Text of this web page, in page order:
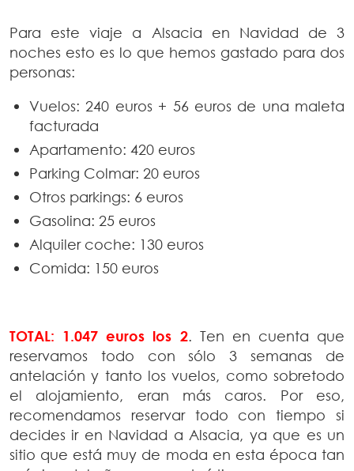
Para este viaje a Alsacia en Navidad de 3
noches esto es lo que hemos gastado para dos
personas:
Vuelos: 240 euros + 56 euros de una maleta
facturada
Apartamento: 420 euros
Parking Colmar: 20 euros
Otros parkings: 6 euros
Gasolina: 25 euros
Alquiler coche: 130 euros
Comida: 150 euros
TOTAL: 1.047 euros los 2. Ten en cuenta que
reservamos todo con sólo 3 semanas de
antelación y tanto los vuelos, como sobretodo
el alojamiento, eran más caros. Por eso,
recomendamos reservar todo con tiempo si
decides ir en Navidad a Alsacia, ya que es un
sitio que está muy de moda en esta época tan